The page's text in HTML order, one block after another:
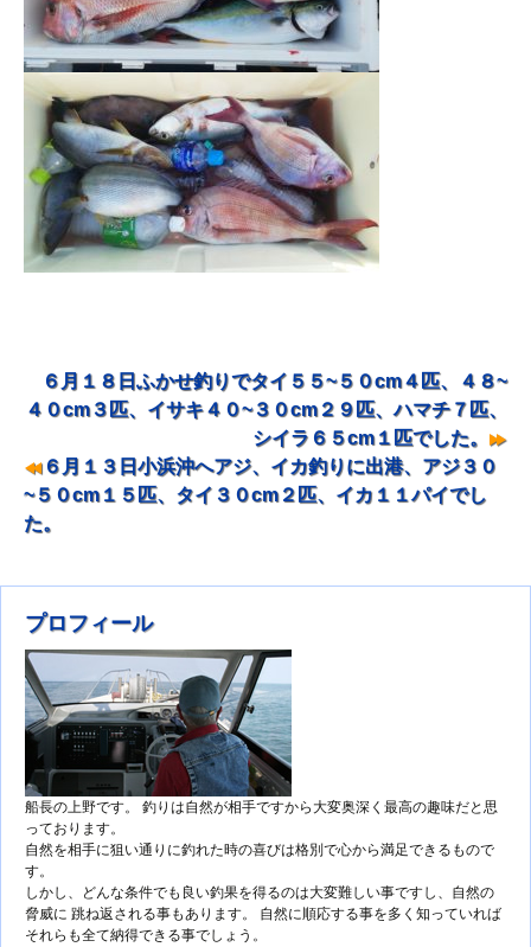
投稿ナビゲーション
６月１８日ふかせ釣りでタイ５５~５０cm４匹、４８~
４０cm３匹、イサキ４０~３０cm２９匹、ハマチ７匹、
シイラ６５cm１匹でした。
６月１３日小浜沖へアジ、イカ釣りに出港、アジ３０
~５０cm１５匹、タイ３０cm２匹、イカ１１パイでし
た。
プロフィール
船長の上野です。 釣りは自然が相手ですから大変奥深く最高の趣味だと思
っております。
自然を相手に狙い通りに釣れた時の喜びは格別で心から満足できるもので
す。
しかし、どんな条件でも良い釣果を得るのは大変難しい事ですし、自然の
脅威に 跳ね返される事もあります。 自然に順応する事を多く知っていれば
それらも全て納得できる事でしょう。